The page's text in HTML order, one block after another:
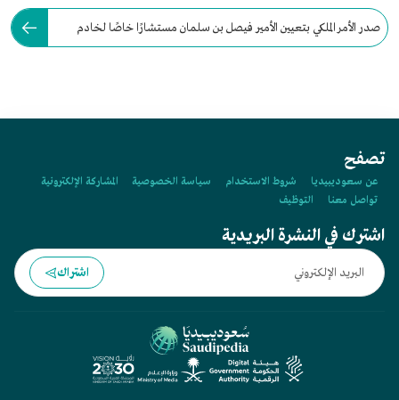
صدر الأمر الملكي بتعيين الأمير فيصل بن سلمان مستشارًا خاصًا لخادم
تصفح
عن سعوديبيديا شروط الاستخدام سياسة الخصوصية
المشاركة الإلكترونية
تواصل معنا
التوظيف
اشترك في النشرة البريدية
اشتراك